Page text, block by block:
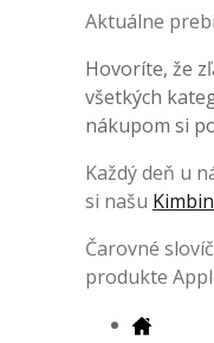
Aktuálne
Hovoríte, že
všetkých
nákupom si
Každý deň u
si našu
Čarovné
produkte